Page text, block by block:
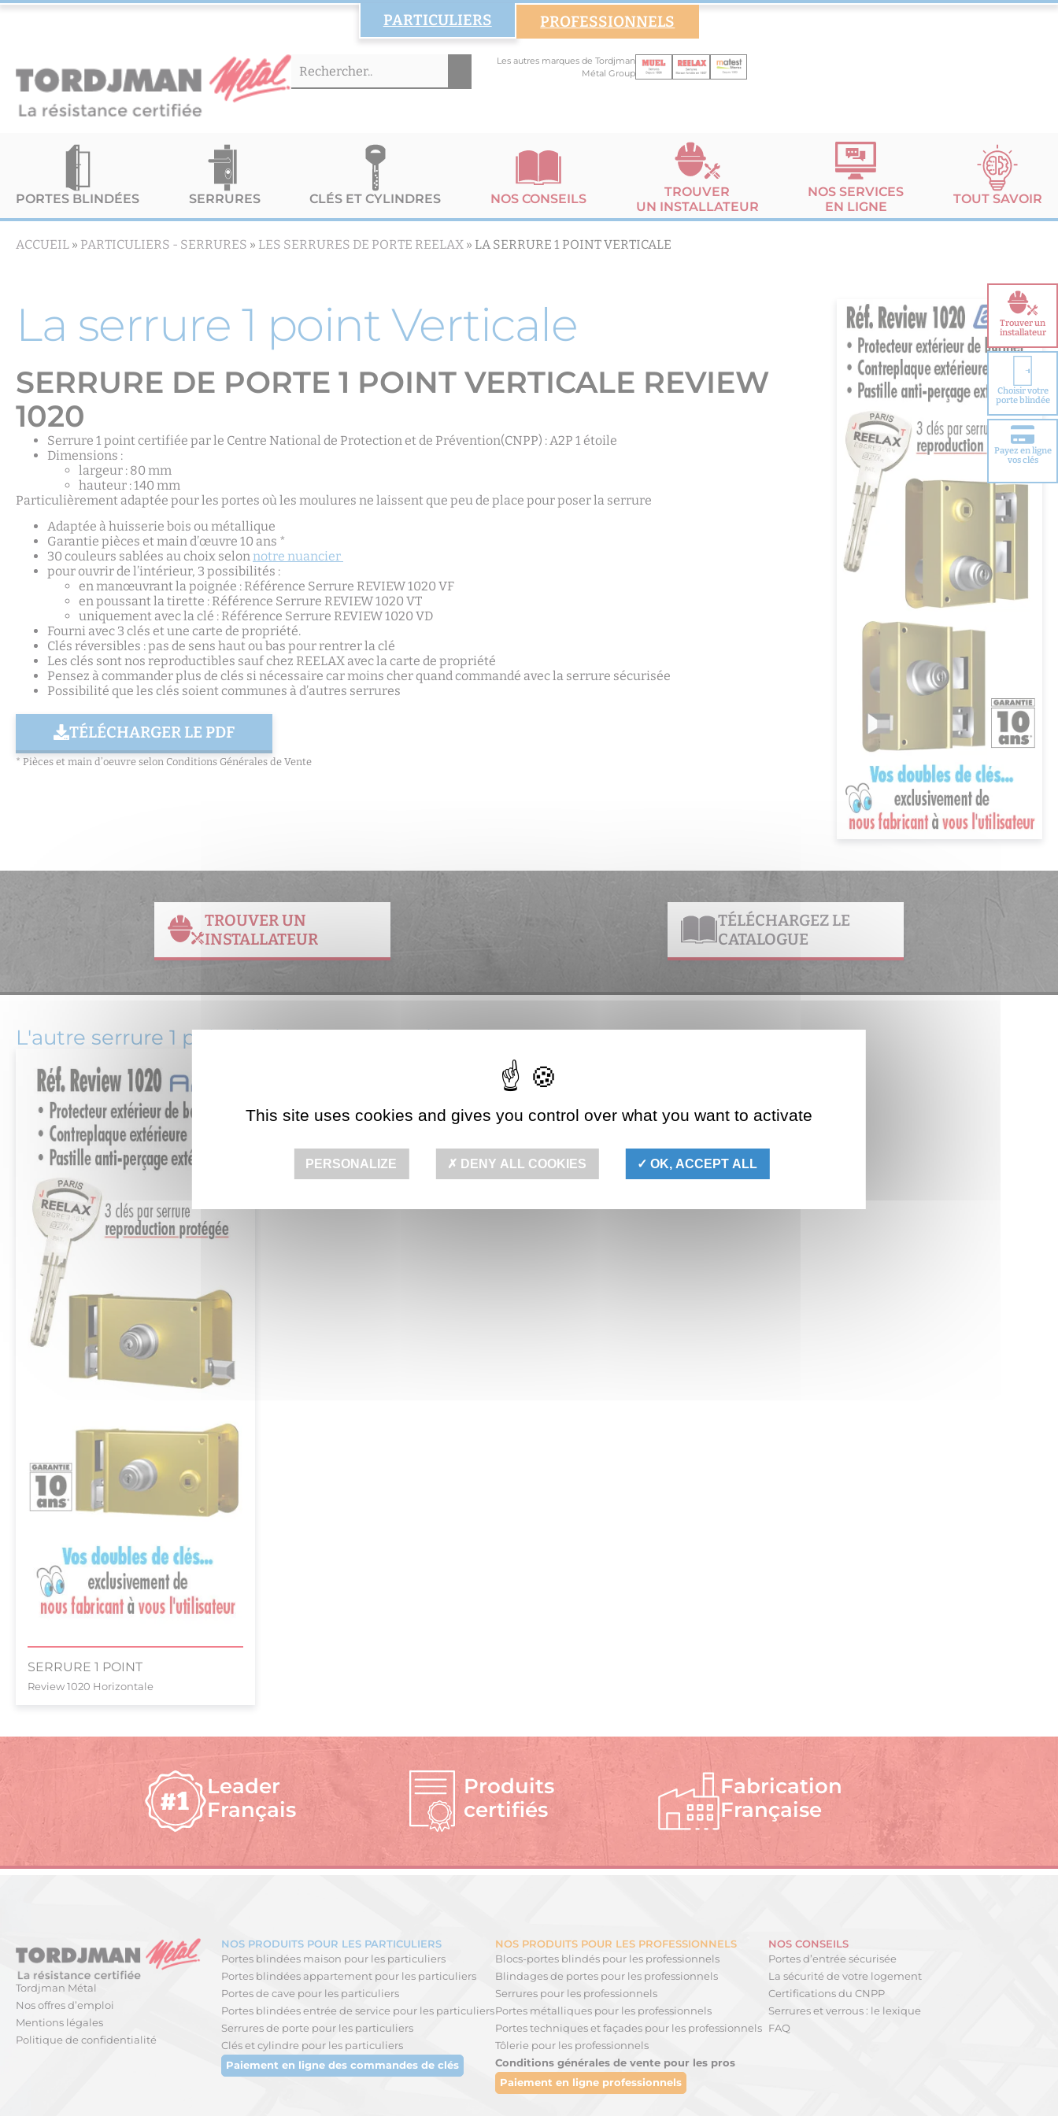
PARTICULIERS PROFESSIONNELS
Les autres marques de Tordjman
Métal Group
PORTES BLINDÉES SERRURES CLÉS ET CYLINDRES NOS CONSEILS
TROUVER
UN INSTALLATEUR
NOS SERVICES
EN LIGNE
TOUT SAVOIR
Trouver un
installateur
Choisir votre
porte blindée
Payez en ligne
vos clés
ACCUEIL » PARTICULIERS - SERRURES » LES SERRURES DE PORTE REELAX » LA SERRURE 1 POINT VERTICALE
La serrure 1 point Verticale
SERRURE DE PORTE 1 POINT VERTICALE REVIEW
1020
Serrure 1 point certifiée par le Centre National de Protection et de Prévention(CNPP) : A2P 1 étoile
Dimensions :
largeur : 80 mm
hauteur : 140 mm
Particulièrement adaptée pour les portes où les moulures ne laissent que peu de place pour poser la serrure
Adaptée à huisserie bois ou métallique
Garantie pièces et main d’œuvre 10 ans *
30 couleurs sablées au choix selonnotre nuancier
pour ouvrir de l’intérieur, 3 possibilités :
en manœuvrant la poignée : Référence Serrure REVIEW 1020 VF
en poussant la tirette : Référence Serrure REVIEW 1020 VT
uniquement avec la clé : Référence Serrure REVIEW 1020 VD
Fourni avec 3 clés et une carte de propriété.
Clés réversibles : pas de sens haut ou bas pour rentrer la clé
Les clés sont nos reproductibles sauf chez REELAX avec la carte de propriété
Pensez à commander plus de clés si nécessaire car moins cher quand commandé avec la serrure sécurisée
Possibilité que les clés soient communes à d’autres serrures
TÉLÉCHARGER LE PDF
* Pièces et main d’oeuvre selon Conditions Générales de Vente
TROUVER UN
INSTALLATEUR
TÉLÉCHARGEZ LE
CATALOGUE
L'autre serrure 1 point de la gamme Reelax
SERRURE 1 POINT
Review 1020 Horizontale
Leader
Français
Produits
certifiés
Fabrication
Française
Tordjman Métal
Nos offres d’emploi
Mentions légales
Politique de confidentialité
NOS PRODUITS POUR LES PARTICULIERS
Portes blindées maison pour les particuliers
Portes blindées appartement pour les particuliers
Portes de cave pour les particuliers
Portes blindées entrée de service pour les particuliers
Serrures de porte pour les particuliers
Clés et cylindre pour les particuliers
Paiement en ligne des commandes de clés
NOS PRODUITS POUR LES PROFESSIONNELS
Blocs-portes blindés pour les professionnels
Blindages de portes pour les professionnels
Serrures pour les professionnels
Portes métalliques pour les professionnels
Portes techniques et façades pour les professionnels
Tôlerie pour les professionnels
Conditions générales de vente pour les pros
Paiement en ligne professionnels
NOS CONSEILS
Portes d’entrée sécurisée
La sécurité de votre logement
Certifications du CNPP
Serrures et verrous : le lexique
FAQ
This site uses cookies and gives you control over what you want to activate
PERSONALIZE DENY ALL COOKIES OK, ACCEPT ALL